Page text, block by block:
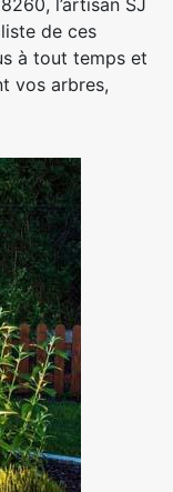
de ces
à tout temps et
vos arbres,